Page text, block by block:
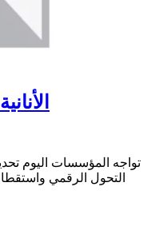
تواجه المؤسسات اليوم
التحول الرقمي